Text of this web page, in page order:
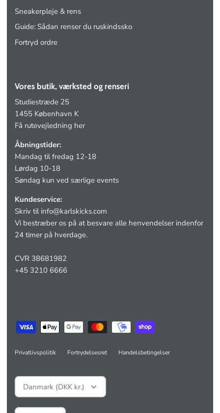
Sneakerpleje & rens
Guide: Sådan renser du ruskindssko
Fortryd ordre
Vores butik, værksted og renseri
Studiestræde 25
1455 København K
Få rutevejledning her
Åbningstider:
Mandag til fredag 12-18
Lørdag 10-18
Søndag kun ved særlige events
Kundeservice:
Skriv til info@karlskicks.com
Vi bestræber os på at besvare alle henvendelser indenfor
24 timer på hverdage.
CVR 38681982
+45 3210 6666
Privatlivspolitik Fortrydelsesret Handelsbetingelser
Valuta
Danmark (DKK kr.)